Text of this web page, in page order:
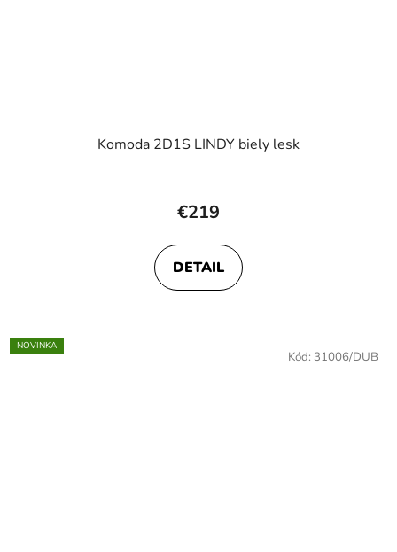
Komoda 2D1S LINDY biely lesk
€219
DETAIL
NOVINKA
Kód: 31006/DUB